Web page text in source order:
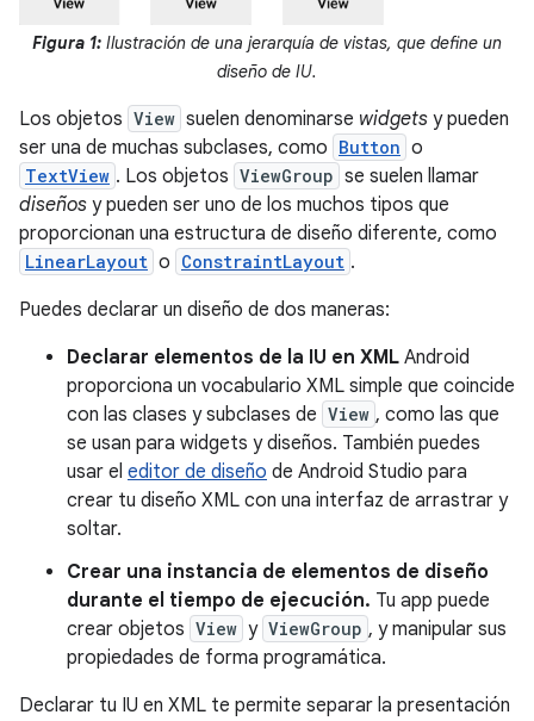
Figura 1: Ilustración de una jerarquía de vistas, que define un
diseño de IU.
Los objetos View suelen denominarse widgets y pueden
ser una de muchas subclases, como Button o
TextView . Los objetos ViewGroup se suelen llamar
diseños y pueden ser uno de los muchos tipos que
proporcionan una estructura de diseño diferente, como
LinearLayout o ConstraintLayout .
Puedes declarar un diseño de dos maneras:
Declarar elementos de la IU en XML Android
proporciona un vocabulario XML simple que coincide
con las clases y subclases de View , como las que
se usan para widgets y diseños. También puedes
usar el editor de diseño de Android Studio para
crear tu diseño XML con una interfaz de arrastrar y
soltar.
Crear una instancia de elementos de diseño
durante el tiempo de ejecución. Tu app puede
crear objetos View y ViewGroup , y manipular sus
propiedades de forma programática.
Declarar tu IU en XML te permite separar la presentación